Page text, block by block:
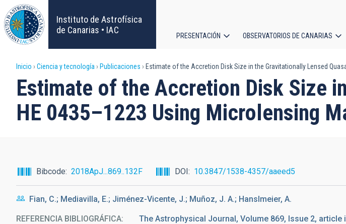
Pasar
al
contenido
principal
Instituto de Astrofísica
de Canarias • IAC
principal
PRESENTACIÓN OBSERVATORIOS DE CANARIAS
Sobrescribir
enlaces
de
a
la
navegación
Inicio Ciencia y tecnología Publicaciones Estimate of the Accretion Disk Size in the Gravitationally Lensed
Estimate of the Accretion Disk Size
HE 0435–1223 Using Microlensing
Bibcode 2018ApJ...869..132F DOI 10.3847/1538-4357/aaeed5
Fian, C.; Mediavilla, E.; Jiménez-Vicente, J.; Muñoz, J. A.; Hanslmeier, A.
REFERENCIA BIBLIOGRÁFICA
The Astrophysical Journal, Volume 869, Issue 2, article